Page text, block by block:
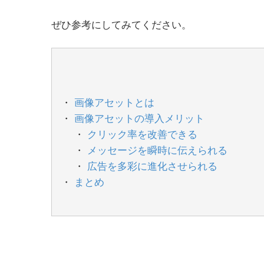
ぜひ参考にしてみてください。
画像アセットとは
画像アセットの導入メリット
クリック率を改善できる
メッセージを瞬時に伝えられる
広告を多彩に進化させられる
まとめ